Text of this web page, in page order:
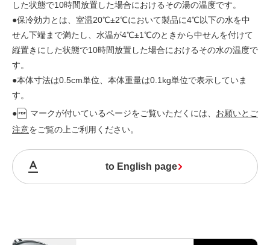
した状態で10時間放置した場合におけるその湯の温度です。
●保冷効力とは、室温20℃±2℃において製品に4℃以下の水を中
せん下端まで満たし、水温が4℃±1℃のときから中せんを付けて
縦置きにした状態で10時間放置した場合におけるその水の温度で
す。
●本体寸法は0.5cm単位、本体重量は0.1kg単位で表示していま
す。
●
マークが付いているページをご覧いただくには、 お願いとご
注意をご覧の上ご利用ください。
to English page